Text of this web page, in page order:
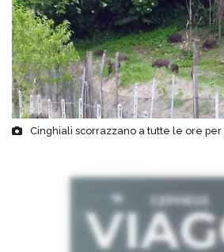
Cinghiali scorrazzano a tutte le ore